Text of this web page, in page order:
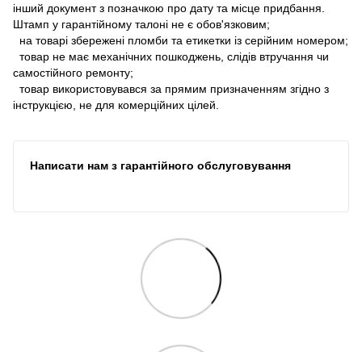
інший документ з позначкою про дату та місце придбання.
Штамп у гарантійному талоні не є обов'язковим;
на товарі збережені пломби та етикетки із серійним номером;
товар не має механічних пошкоджень, слідів втручання чи
самостійного ремонту;
товар використовувався за прямим призначенням згідно з
інструкцією, не для комерційних цілей.
Написати нам з гарантійного обслуговування